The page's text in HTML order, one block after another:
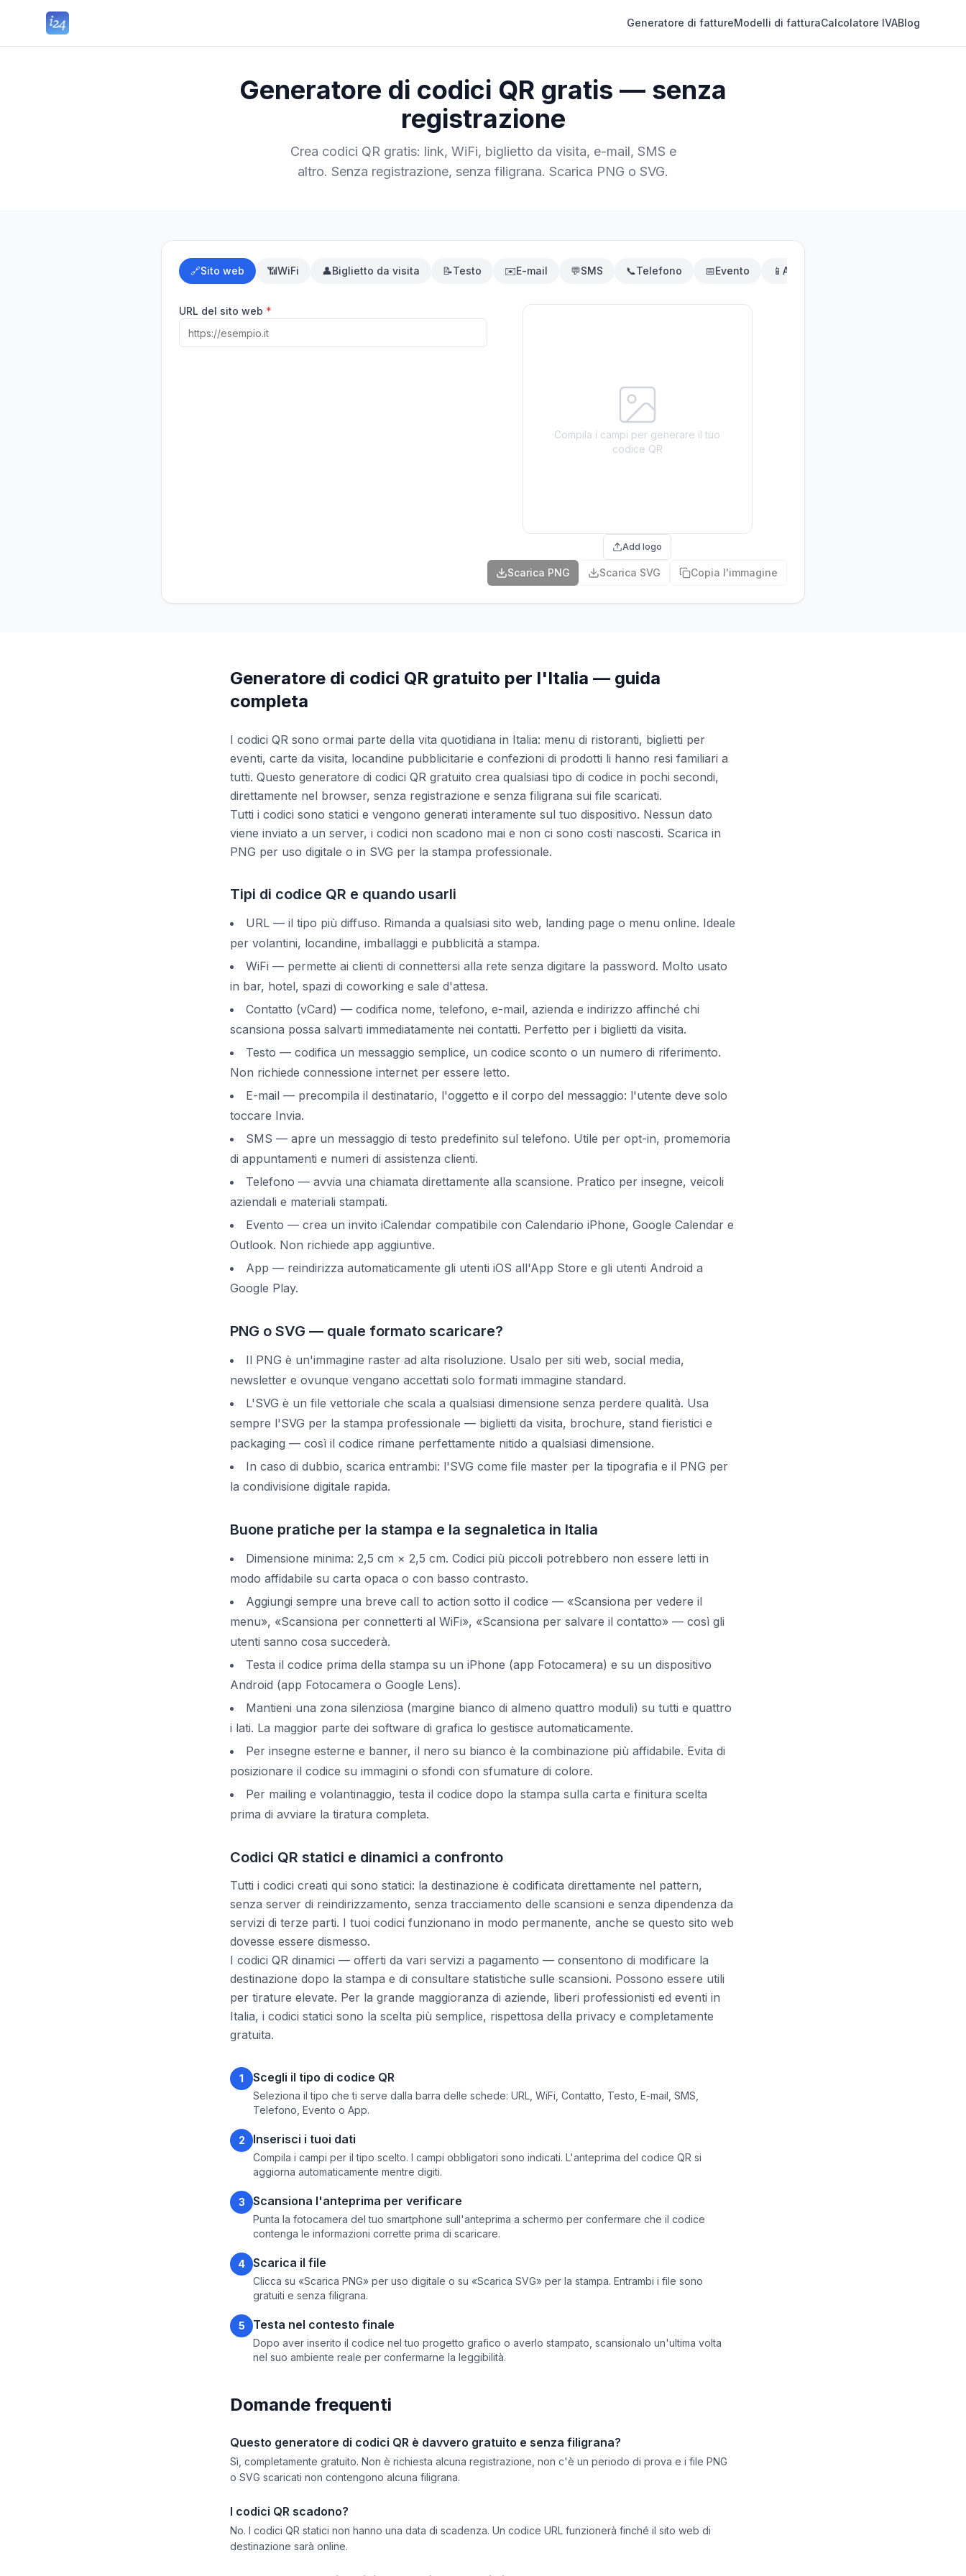
Generatore di fattureModelli di fatturaCalcolatore IVABlog
Generatore di codici QR gratis — senza
registrazione
Crea codici QR gratis: link, WiFi, biglietto da visita, e-mail, SMS e
altro. Senza registrazione, senza filigrana. Scarica PNG o SVG.
🔗Sito web 📶WiFi 👤Biglietto da visita 📝Testo ✉️E-mail 💬SMS 📞Telefono 📅Evento 📱 App
URL del sito web *
Compila i campi per generare il tuo
codice QR
Add logo
Scarica PNG Scarica SVG Copia l'immagine
Generatore di codici QR gratuito per l'Italia — guida
completa
I codici QR sono ormai parte della vita quotidiana in Italia: menu di ristoranti, biglietti per
eventi, carte da visita, locandine pubblicitarie e confezioni di prodotti li hanno resi familiari a
tutti. Questo generatore di codici QR gratuito crea qualsiasi tipo di codice in pochi secondi,
direttamente nel browser, senza registrazione e senza filigrana sui file scaricati.
Tutti i codici sono statici e vengono generati interamente sul tuo dispositivo. Nessun dato
viene inviato a un server, i codici non scadono mai e non ci sono costi nascosti. Scarica in
PNG per uso digitale o in SVG per la stampa professionale.
Tipi di codice QR e quando usarli
URL — il tipo più diffuso. Rimanda a qualsiasi sito web, landing page o menu online. Ideale
per volantini, locandine, imballaggi e pubblicità a stampa.
WiFi — permette ai clienti di connettersi alla rete senza digitare la password. Molto usato
in bar, hotel, spazi di coworking e sale d'attesa.
Contatto (vCard) — codifica nome, telefono, e-mail, azienda e indirizzo affinché chi
scansiona possa salvarti immediatamente nei contatti. Perfetto per i biglietti da visita.
Testo — codifica un messaggio semplice, un codice sconto o un numero di riferimento.
Non richiede connessione internet per essere letto.
E-mail — precompila il destinatario, l'oggetto e il corpo del messaggio: l'utente deve solo
toccare Invia.
SMS — apre un messaggio di testo predefinito sul telefono. Utile per opt-in, promemoria
di appuntamenti e numeri di assistenza clienti.
Telefono — avvia una chiamata direttamente alla scansione. Pratico per insegne, veicoli
aziendali e materiali stampati.
Evento — crea un invito iCalendar compatibile con Calendario iPhone, Google Calendar e
Outlook. Non richiede app aggiuntive.
App — reindirizza automaticamente gli utenti iOS all'App Store e gli utenti Android a
Google Play.
PNG o SVG — quale formato scaricare?
Il PNG è un'immagine raster ad alta risoluzione. Usalo per siti web, social media,
newsletter e ovunque vengano accettati solo formati immagine standard.
L'SVG è un file vettoriale che scala a qualsiasi dimensione senza perdere qualità. Usa
sempre l'SVG per la stampa professionale — biglietti da visita, brochure, stand fieristici e
packaging — così il codice rimane perfettamente nitido a qualsiasi dimensione.
In caso di dubbio, scarica entrambi: l'SVG come file master per la tipografia e il PNG per
la condivisione digitale rapida.
Buone pratiche per la stampa e la segnaletica in Italia
Dimensione minima: 2,5 cm × 2,5 cm. Codici più piccoli potrebbero non essere letti in
modo affidabile su carta opaca o con basso contrasto.
Aggiungi sempre una breve call to action sotto il codice — «Scansiona per vedere il
menu», «Scansiona per connetterti al WiFi», «Scansiona per salvare il contatto» — così gli
utenti sanno cosa succederà.
Testa il codice prima della stampa su un iPhone (app Fotocamera) e su un dispositivo
Android (app Fotocamera o Google Lens).
Mantieni una zona silenziosa (margine bianco di almeno quattro moduli) su tutti e quattro
i lati. La maggior parte dei software di grafica lo gestisce automaticamente.
Per insegne esterne e banner, il nero su bianco è la combinazione più affidabile. Evita di
posizionare il codice su immagini o sfondi con sfumature di colore.
Per mailing e volantinaggio, testa il codice dopo la stampa sulla carta e finitura scelta
prima di avviare la tiratura completa.
Codici QR statici e dinamici a confronto
Tutti i codici creati qui sono statici: la destinazione è codificata direttamente nel pattern,
senza server di reindirizzamento, senza tracciamento delle scansioni e senza dipendenza da
servizi di terze parti. I tuoi codici funzionano in modo permanente, anche se questo sito web
dovesse essere dismesso.
I codici QR dinamici — offerti da vari servizi a pagamento — consentono di modificare la
destinazione dopo la stampa e di consultare statistiche sulle scansioni. Possono essere utili
per tirature elevate. Per la grande maggioranza di aziende, liberi professionisti ed eventi in
Italia, i codici statici sono la scelta più semplice, rispettosa della privacy e completamente
gratuita.
1 Scegli il tipo di codice QR
Seleziona il tipo che ti serve dalla barra delle schede: URL, WiFi, Contatto, Testo, E-mail, SMS,
Telefono, Evento o App.
2 Inserisci i tuoi dati
Compila i campi per il tipo scelto. I campi obbligatori sono indicati. L'anteprima del codice QR si
aggiorna automaticamente mentre digiti.
3 Scansiona l'anteprima per verificare
Punta la fotocamera del tuo smartphone sull'anteprima a schermo per confermare che il codice
contenga le informazioni corrette prima di scaricare.
4 Scarica il file
Clicca su «Scarica PNG» per uso digitale o su «Scarica SVG» per la stampa. Entrambi i file sono
gratuiti e senza filigrana.
5 Testa nel contesto finale
Dopo aver inserito il codice nel tuo progetto grafico o averlo stampato, scansionalo un'ultima volta
nel suo ambiente reale per confermarne la leggibilità.
Domande frequenti
Questo generatore di codici QR è davvero gratuito e senza filigrana?
Sì, completamente gratuito. Non è richiesta alcuna registrazione, non c'è un periodo di prova e i file PNG
o SVG scaricati non contengono alcuna filigrana.
I codici QR scadono?
No. I codici QR statici non hanno una data di scadenza. Un codice URL funzionerà finché il sito web di
destinazione sarà online.